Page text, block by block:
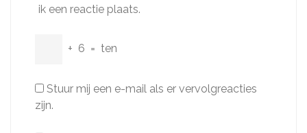
ik een reactie plaats.
+ 6 = ten
Stuur mij een e-mail als er vervolgreacties
zijn.